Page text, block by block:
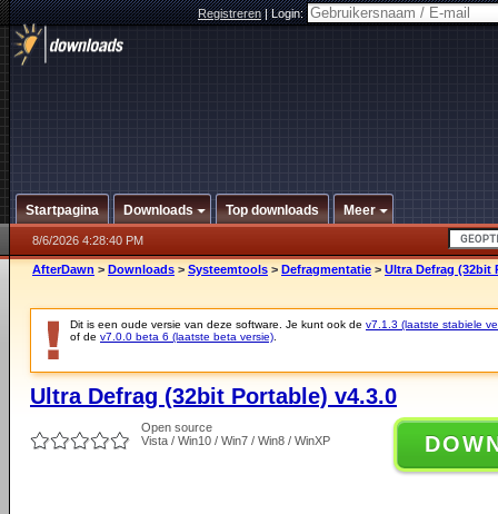
Registreren|Login:
Startpagina Downloads Top downloads Meer
8/6/2026 4:28:40 PM
AfterDawn > Downloads > Systeemtools > Defragmentatie > Ultra Defrag (32bit
Dit is een oude versie van deze software. Je kunt ook de v7.1.3 (laatste stabiele
of de v7.0.0 beta 6 (laatste beta versie)
Ultra Defrag (32bit Portable) v4.3.0
Open source
Vista / Win10 / Win7 / Win8 / WinXP